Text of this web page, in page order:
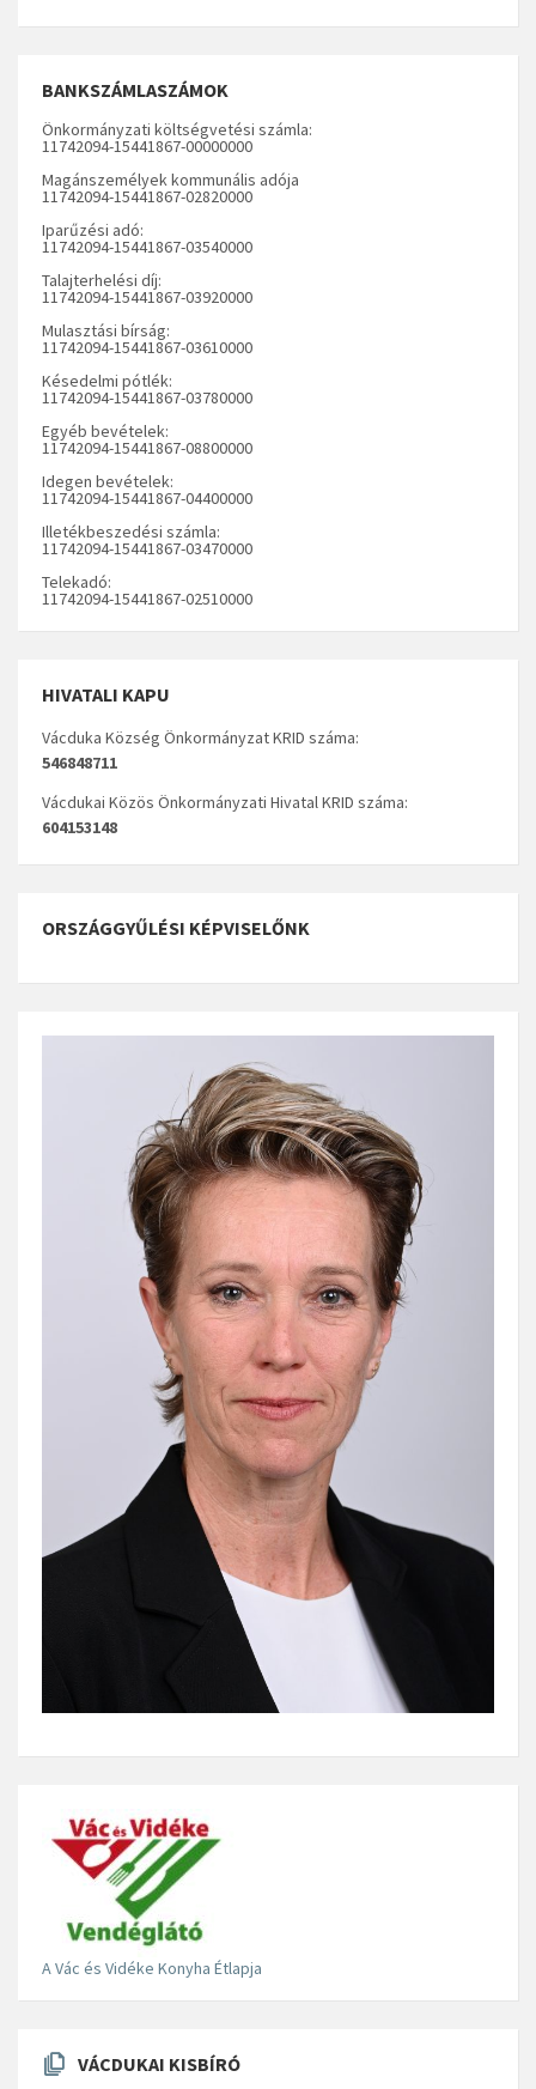
BANKSZÁMLASZÁMOK
Önkormányzati költségvetési számla:
11742094-15441867-00000000
Magánszemélyek kommunális adója
11742094-15441867-02820000
Iparűzési adó:
11742094-15441867-03540000
Talajterhelési díj:
11742094-15441867-03920000
Mulasztási bírság:
11742094-15441867-03610000
Késedelmi pótlék:
11742094-15441867-03780000
Egyéb bevételek:
11742094-15441867-08800000
Idegen bevételek:
11742094-15441867-04400000
Illetékbeszedési számla:
11742094-15441867-03470000
Telekadó:
11742094-15441867-02510000
HIVATALI KAPU
Vácduka Község Önkormányzat KRID száma:
546848711
Vácdukai Közös Önkormányzati Hivatal KRID száma:
604153148
ORSZÁGGYŰLÉSI KÉPVISELŐNK
A Vác és Vidéke Konyha Étlapja
VÁCDUKAI KISBÍRÓ